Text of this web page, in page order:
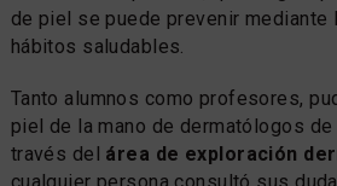
de piel se puede prevenir mediante
hábitos saludables.
Tanto alumnos como profesores,
piel de la mano de dermatólogos
través del área de exploración